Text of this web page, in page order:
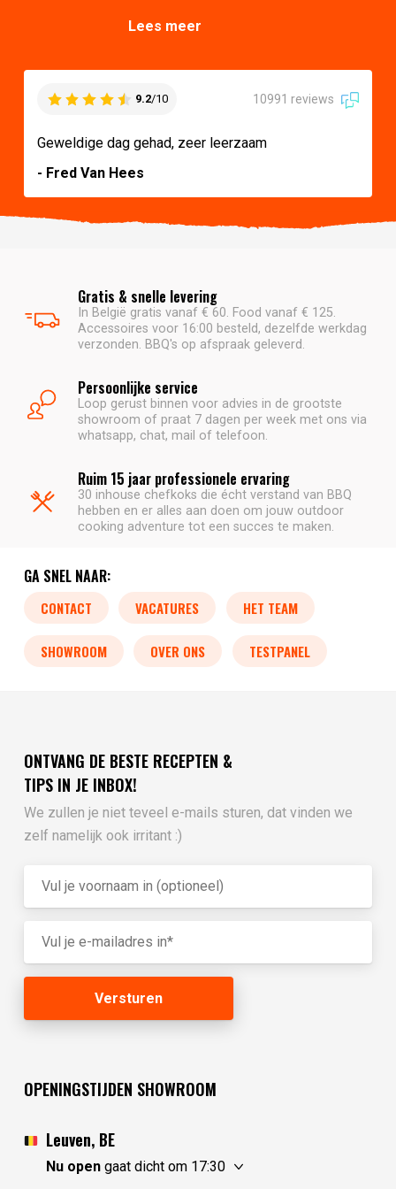
Lees meer
9.2/10 10991 reviews
Geweldige dag gehad, zeer leerzaam
- Fred Van Hees
Gratis & snelle levering
In België gratis vanaf € 60. Food vanaf € 125.
Accessoires voor 16:00 besteld, dezelfde werkdag
verzonden. BBQ's op afspraak geleverd.
Persoonlijke service
Loop gerust binnen voor advies in de grootste
showroom of praat 7 dagen per week met ons via
whatsapp, chat, mail of telefoon.
Ruim 15 jaar professionele ervaring
30 inhouse chefkoks die écht verstand van BBQ
hebben en er alles aan doen om jouw outdoor
cooking adventure tot een succes te maken.
GA SNEL NAAR:
CONTACT VACATURES HET TEAM
SHOWROOM OVER ONS TESTPANEL
ONTVANG DE BESTE RECEPTEN &
TIPS IN JE INBOX!
We zullen je niet teveel e-mails sturen, dat vinden we
zelf namelijk ook irritant :)
OPENINGSTIJDEN SHOWROOM
Leuven, BE
Nu opengaat dicht om 17:30